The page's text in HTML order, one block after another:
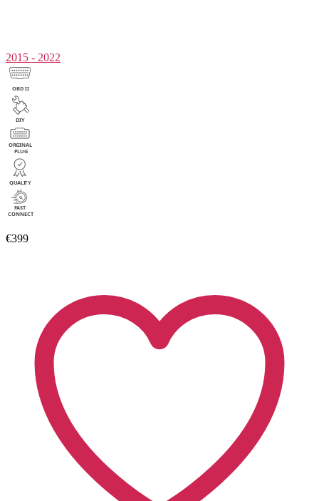
2015 - 2022
€399